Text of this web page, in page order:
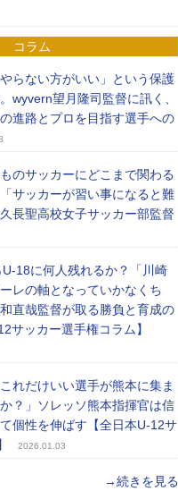
コラム
やらない方がいい」という保護
wyvern望月隆司監督に訊く、
進路とプロを目指す選手への
のサッカーにどこまで関わる
サッカーが習い事になると難
長聖高校女子サッカー部監督
18に何人残れるか？「川崎
レの軸となっていかなくち
直哉監督が取る勝負と育成の
サッカー選手権コラム】
これだけいい選手が熊本に集ま
？」ソレッソ熊本指揮官は信
個性を伸ばす【全日本U-12サ
2026.01.03
→続きを見る